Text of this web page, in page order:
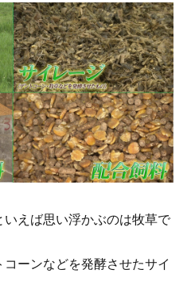
えば思い浮かぶのは牧草で
ーンなどを発酵させたサイ